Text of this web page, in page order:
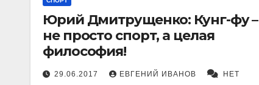
Юрий Дмитрущенко: Кунг-фу –
не просто спорт, а целая
философия!
29.06.2017 ЕВГЕНИЙ ИВАНОВ
НЕТ